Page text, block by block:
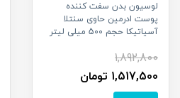
لوسیون بدن سفت کننده
پوست ادرمین حاوی سنتلا
آسیاتیکا حجم 500 میلی لیتر
1,892,800
1,517,500 تومان